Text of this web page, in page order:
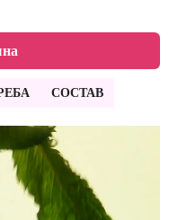
СОСТАВ